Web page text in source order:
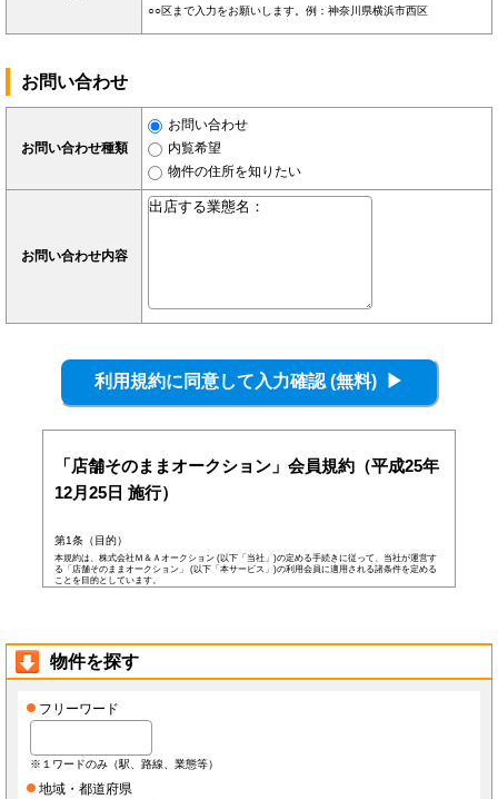
○○区まで入力をお願いします。例：神奈川県横浜市西区
お問い合わせ
お問い合わせ種類
お問い合わせ
内覧希望
物件の住所を知りたい
お問い合わせ内容
「店舗そのままオークション」会員規約（平成25年
12月25日 施行）
第1条（目的）
本規約は、株式会社Ｍ＆Ａオークション (以下「当社」)の定める手続きに従って、当社が運営す
る「店舗そのままオークション」 (以下「本サービス」)の利用会員に適用される諸条件を定める
ことを目的としています。
以下の各号の条件を全て満たした者を本サービスの会員(以下「会員」)とします。
本規約に同意した者
当社所定の登録情報を当社へ提出した者
前項にかかわらず、以下の各号のいずれかに当てはまる者は会員となる資格を持たないもの
とし、会員登録が否認されることがあります。
を取り消すことができるものとします。
未成年者、成年被後見人、被保佐人若しくは被補助人のいずれかの者(ただし、会員登
日本国外に在住の者
物件を探す
フリーワード
※１ワードのみ（駅、路線、業態等）
地域・都道府県